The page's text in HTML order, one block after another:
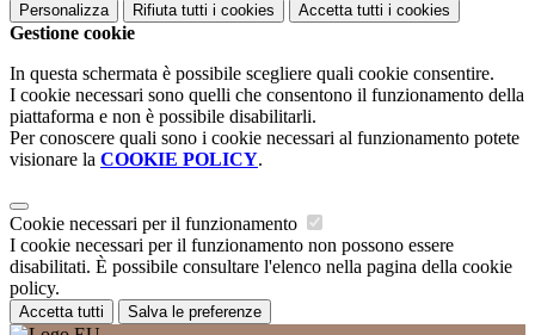
Personalizza Rifiuta tutti i cookies Accetta tutti i cookies
Gestione cookie
In questa schermata è possibile scegliere quali cookie consentire.
I cookie necessari sono quelli che consentono il funzionamento della
piattaforma e non è possibile disabilitarli.
Per conoscere quali sono i cookie necessari al funzionamento potete
visionare la COOKIE POLICY.
Cookie necessari per il funzionamento
I cookie necessari per il funzionamento non possono essere
disabilitati. È possibile consultare l'elenco nella pagina della cookie
policy.
Accetta tutti Salva le preferenze